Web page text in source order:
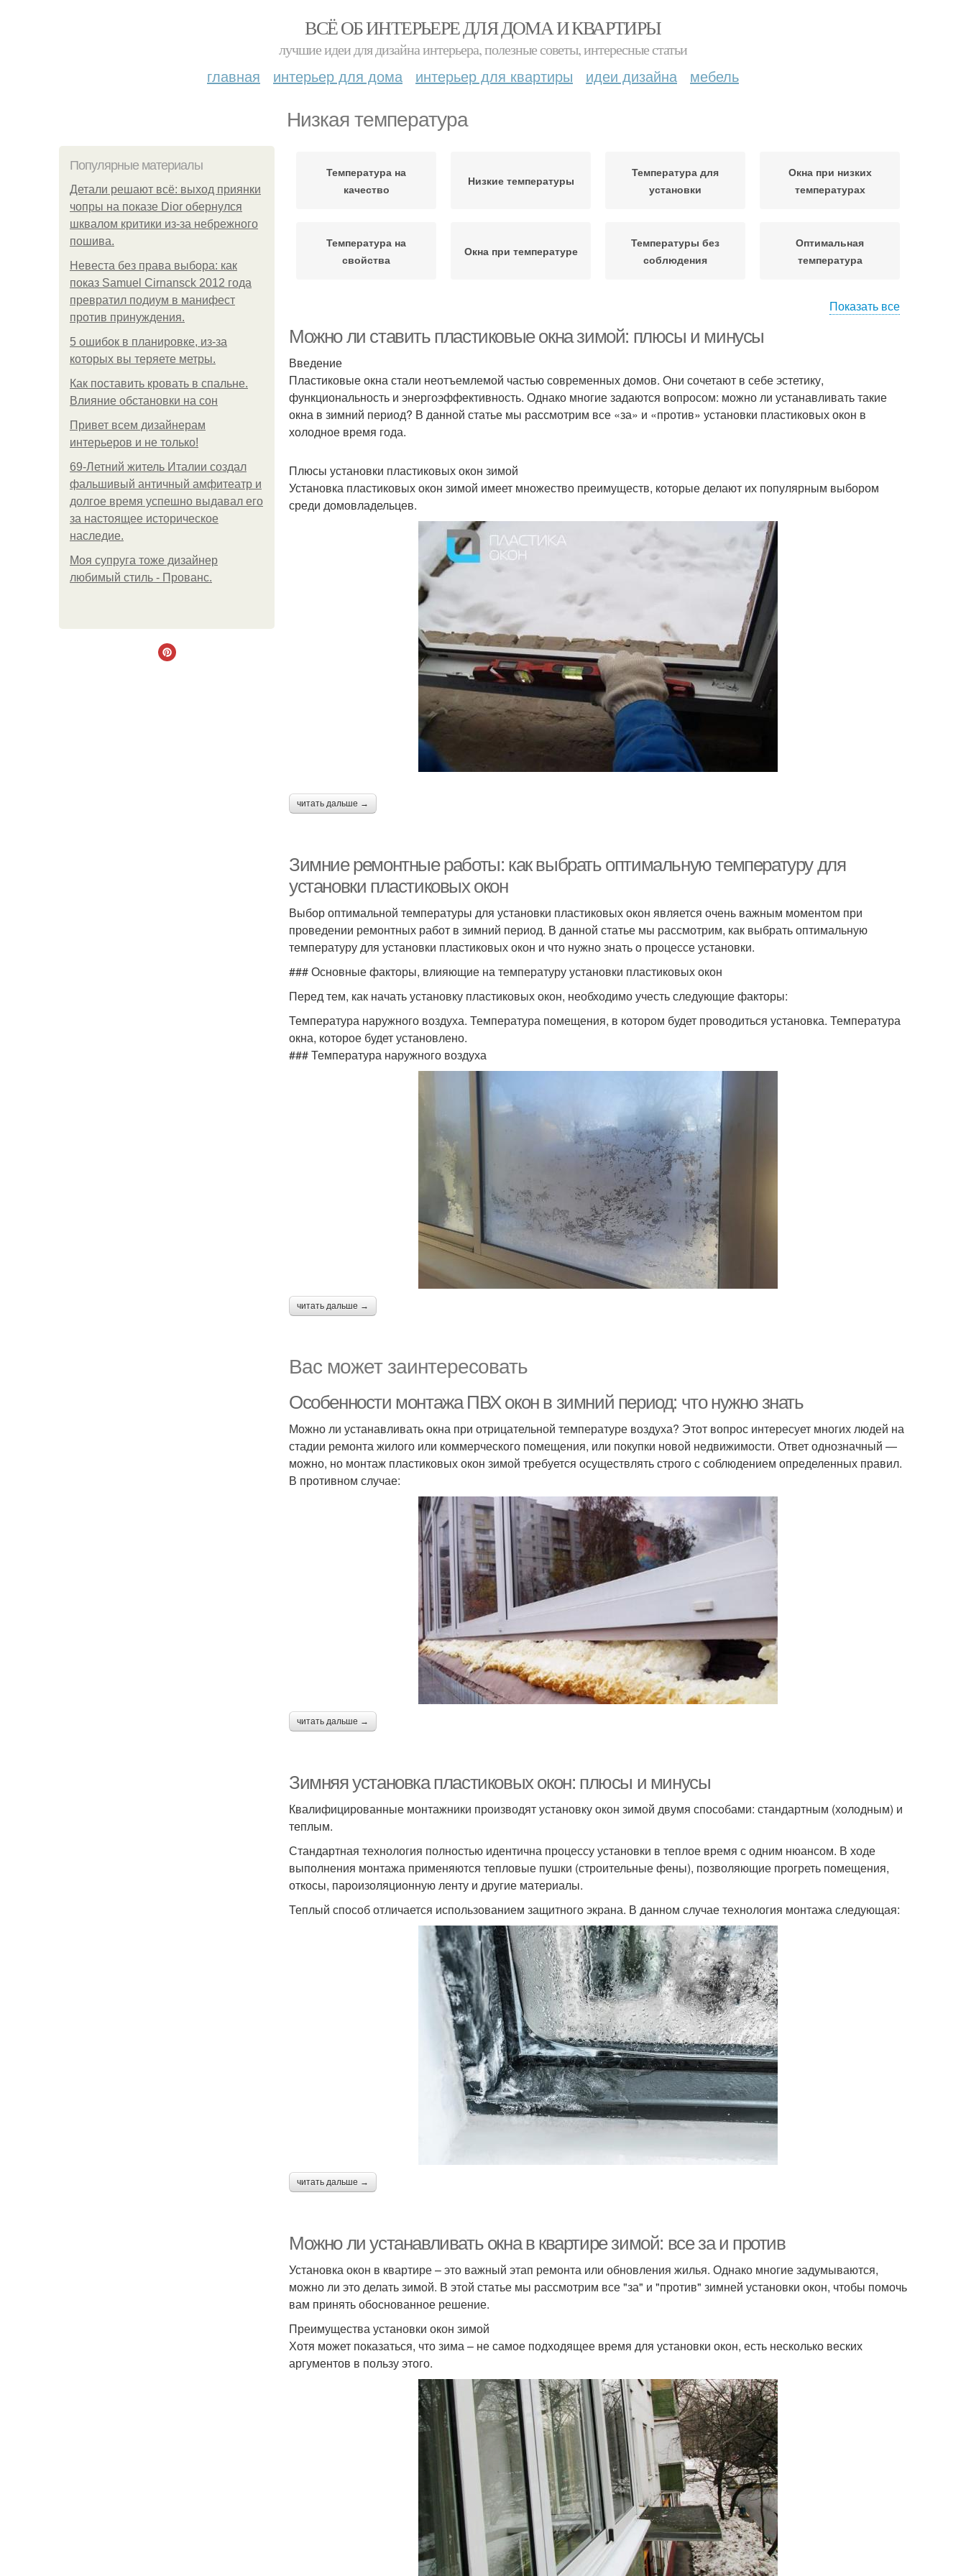
ВСЁ ОБ ИНТЕРЬЕРЕ ДЛЯ ДОМА И КВАРТИРЫ
лучшие идеи для дизайна интерьера, полезные советы, интересные статьи
главная интерьер для дома интерьер для квартиры идеи дизайна мебель
Низкая температура
Популярные материалы
Детали решают всё: выход приянки
чопры на показе Dior обернулся
шквалом критики из-за небрежного
пошива.
Невеста без права выбора: как
показ Samuel Cirnansck 2012 года
превратил подиум в манифест
против принуждения.
5 ошибок в планировке, из-за
которых вы теряете метры.
Как поставить кровать в спальне.
Влияние обстановки на сон
Привет всем дизайнерам
интерьеров и не только!
69-Летний житель Италии создал
фальшивый античный амфитеатр и
долгое время успешно выдавал его
за настоящее историческое
наследие.
Моя супруга тоже дизайнер
любимый стиль - Прованс.
Температура на
качество
Низкие температуры
Температура для
установки
Окна при низких
температурах
Температура на
свойства
Окна при температуре
Температуры без
соблюдения
Оптимальная
температура
замены
температура
температурах
Показать все
Можно ли ставить пластиковые окна зимой: плюсы и минусы
Введение
Пластиковые окна стали неотъемлемой частью современных домов. Они сочетают в себе эстетику,
функциональность и энергоэффективность. Однако многие задаются вопросом: можно ли устанавливать такие
окна в зимний период? В данной статье мы рассмотрим все «за» и «против» установки пластиковых окон в
холодное время года.
Плюсы установки пластиковых окон зимой
Установка пластиковых окон зимой имеет множество преимуществ, которые делают их популярным выбором
среди домовладельцев.
читать дальше →
Зимние ремонтные работы: как выбрать оптимальную температуру для
установки пластиковых окон
Выбор оптимальной температуры для установки пластиковых окон является очень важным моментом при
проведении ремонтных работ в зимний период. В данной статье мы рассмотрим, как выбрать оптимальную
температуру для установки пластиковых окон и что нужно знать о процессе установки.
### Основные факторы, влияющие на температуру установки пластиковых окон
Перед тем, как начать установку пластиковых окон, необходимо учесть следующие факторы:
Температура наружного воздуха. Температура помещения, в котором будет проводиться установка. Температура
окна, которое будет установлено.
### Температура наружного воздуха
читать дальше →
Вас может заинтересовать
Особенности монтажа ПВХ окон в зимний период: что нужно знать
Можно ли устанавливать окна при отрицательной температуре воздуха? Этот вопрос интересует многих людей на
стадии ремонта жилого или коммерческого помещения, или покупки новой недвижимости. Ответ однозначный —
можно, но монтаж пластиковых окон зимой требуется осуществлять строго с соблюдением определенных правил.
В противном случае:
читать дальше →
Зимняя установка пластиковых окон: плюсы и минусы
Квалифицированные монтажники производят установку окон зимой двумя способами: стандартным (холодным) и
теплым.
Стандартная технология полностью идентична процессу установки в теплое время с одним нюансом. В ходе
выполнения монтажа применяются тепловые пушки (строительные фены), позволяющие прогреть помещения,
откосы, пароизоляционную ленту и другие материалы.
Теплый способ отличается использованием защитного экрана. В данном случае технология монтажа следующая:
читать дальше →
Можно ли устанавливать окна в квартире зимой: все за и против
Установка окон в квартире – это важный этап ремонта или обновления жилья. Однако многие задумываются,
можно ли это делать зимой. В этой статье мы рассмотрим все "за" и "против" зимней установки окон, чтобы помочь
вам принять обоснованное решение.
Преимущества установки окон зимой
Хотя может показаться, что зима – не самое подходящее время для установки окон, есть несколько веских
аргументов в пользу этого.